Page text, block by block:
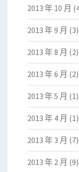
2013 年 10 月
2013 年 9 月 (3)
2013 年 8 月 (2)
2013 年 6 月 (2)
2013 年 5 月 (1)
2013 年 4 月 (1)
2013 年 3 月 (7)
2013 年 2 月 (9)